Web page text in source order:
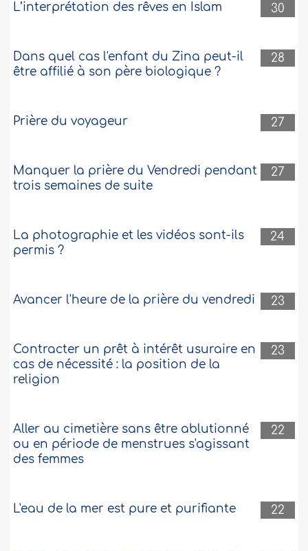
30
L’interprétation des rêves en Islam
28
Dans quel cas l'enfant du Zina peut-il
être affilié à son père biologique ?
27
Prière du voyageur
27
Manquer la prière du Vendredi pendant
trois semaines de suite
24
La photographie et les vidéos sont-ils
permis ?
23
Avancer l'heure de la prière du vendredi
23
Contracter un prêt à intérêt usuraire en
cas de nécessité : la position de la
religion
22
Aller au cimetière sans être ablutionné
ou en période de menstrues s'agissant
des femmes
22
L'eau de la mer est pure et purifiante